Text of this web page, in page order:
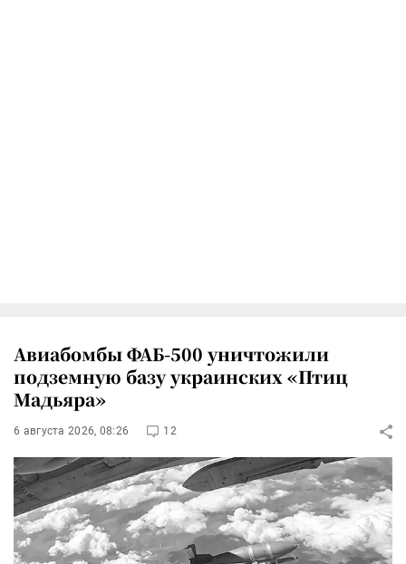
Авиабомбы ФАБ-500 уничтожили
подземную базу украинских «Птиц
Мадьяра»
6 августа 2026, 08:26 12